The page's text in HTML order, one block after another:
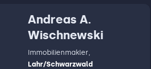
Andreas A.
Wischnewski
Immobilienmakler,
Lahr/Schwarzwald